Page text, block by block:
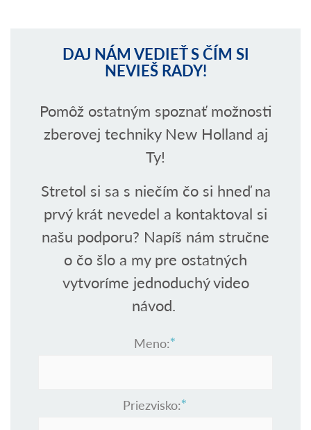
DAJ NÁM VEDIEŤ S ČÍM SI
NEVIEŠ RADY!
Pomôž ostatným spoznať možnosti
zberovej techniky New Holland aj
Ty!
Stretol si sa s niečím čo si hneď na
prvý krát nevedel a kontaktoval si
našu podporu? Napíš nám stručne
o čo šlo a my pre ostatných
vytvoríme jednoduchý video
návod.
Meno:
Priezvisko: